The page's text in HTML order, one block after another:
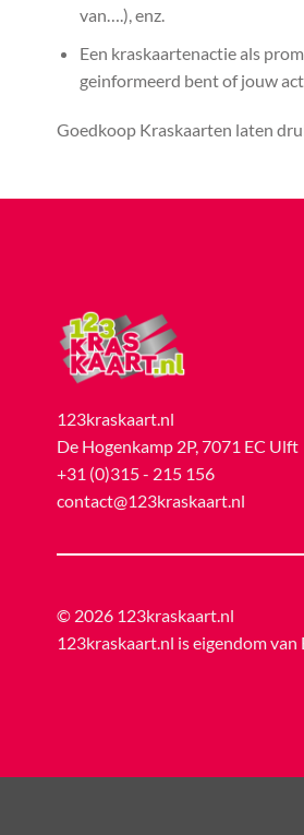
van….), enz.
Een kraskaartenactie als
geinformeerd bent of jouw
Goedkoop Kraskaarten laten
123kraskaart.nl
De Hogenkamp 2P, 7071 EC Ulft
+31 (0)315 - 215 156
contact@123kraskaart.nl
© 2026 123kraskaart.nl
123kraskaart.nl is eigendom van